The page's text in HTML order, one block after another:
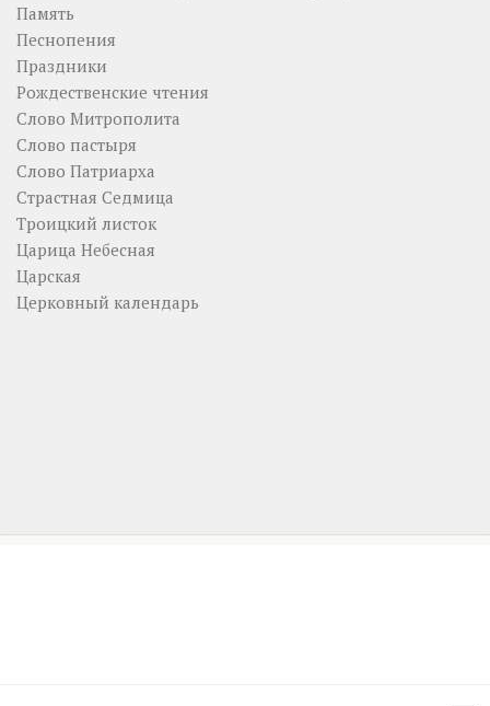
Память
Песнопения
Праздники
Рождественские чтения
Слово Митрополита
Слово пастыря
Слово Патриарха
Страстная Седмица
Троицкий листок
Царица Небесная
Царская
Церковный календарь